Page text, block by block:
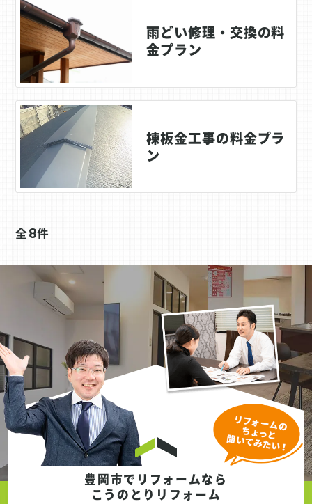
雨どい修理・交換の料
金プラン
棟板金工事の料金プラ
ン
全8件
豊岡市でリフォームなら
こうのとりリフォーム